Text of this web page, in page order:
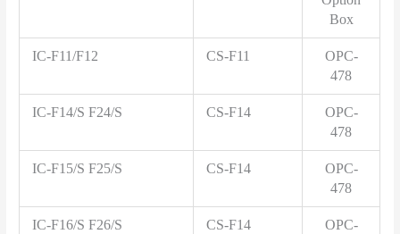
Box
IC-F11/F12 CS-F11
OPC-
478
IC-F14/S F24/S CS-F14
OPC-
478
IC-F15/S F25/S CS-F14
OPC-
478
IC-F16/S F26/S CS-F14
OPC-